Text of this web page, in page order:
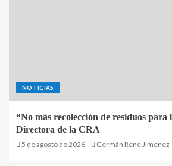
NOTICIAS
“No más recolección de residuos
Directora de la CRA
5 de agosto de 2026 Germán Rene Jimenez